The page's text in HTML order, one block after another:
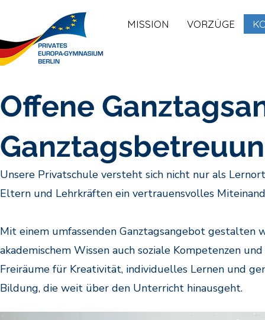
MISSION VORZÜGE
Offene
Unsere Privatschule versteht sich nicht nur als
Eltern und Lehrkräften ein vertrauensvolles
Mit einem umfassenden Ganztagsangebot gestalten
akademischem Wissen auch soziale Kompetenzen
Freiräume für Kreativität, individuelles Lernen und
Bildung, die weit über den Unterricht hinausgeht.